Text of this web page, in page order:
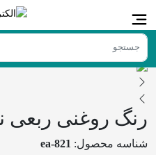
خانه/برند/رنگ سحر/ رنگ روغنی
رنگ روغنی ربعی
شناسه محصول: ea-821